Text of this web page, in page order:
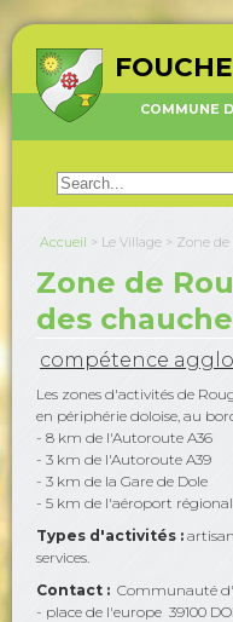
COMMUNE
Accueil > Le Village > Zone
Zone de
des
compétence
Les zones d'activités de
en périphérie doloise, au
- 8 km de l'Autoroute A36
- 3 km de l'Autoroute A39
- 3 km de la Gare de Dole
- 5 km de l'aéroport
Types d'activités :
services.
Contact : Communauté
- place de l'europe 39100